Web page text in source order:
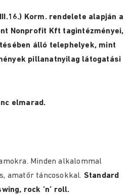
Korm. rendelete alapján a
Nonprofit Kft tagintézményei,
álló telephelyek, mint
pillanatnyilag látogatási
elmarad.
Minden alkalommal
amatőr táncosokkal. Standard
rock ’n’ roll.